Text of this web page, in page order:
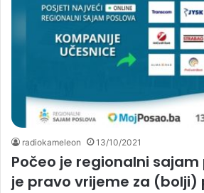
radiokameleon 13/10/2021
Počeo je regionalni
je pravo vrijeme za (bolji)